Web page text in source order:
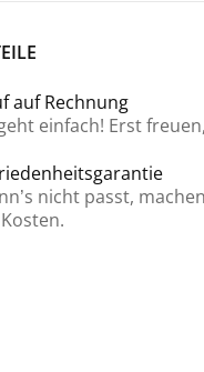
auf Rechnung
einfach! Erst
nicht passt,